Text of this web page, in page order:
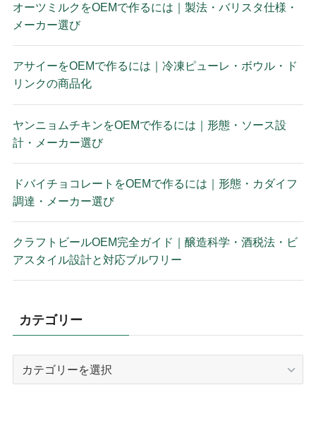
オーツミルクをOEMで作るには｜製法・バリスタ仕様・
メーカー選び
アサイーをOEMで作るには｜冷凍ピューレ・ボウル・ド
リンクの商品化
ヤンニョムチキンをOEMで作るには｜形態・ソース設
計・メーカー選び
ドバイチョコレートをOEMで作るには｜形態・カダイフ
調達・メーカー選び
クラフトビールOEM完全ガイド｜醸造科学・酒税法・ビ
アスタイル設計と対応ブルワリー
カテゴリー